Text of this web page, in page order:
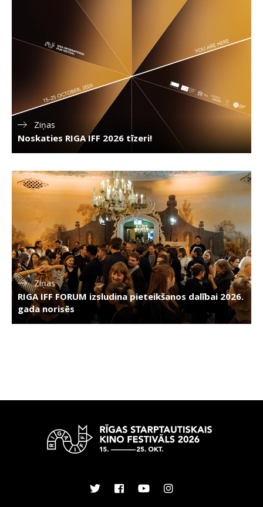
Ziņas
Noskaties RIGA IFF 2026 tīzeri!
Ziņas
RIGA IFF FORUM izsludina pieteikšanos dalībai 2026.
gada norisēs